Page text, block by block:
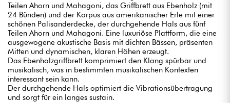
Teilen Ahorn und Mahagoni, das Griffbrett aus Ebenholz (mit
24 Bünden) und der Korpus aus amerikanischer Erle mit einer
schönen Palisanderdecke, der durchgehende Hals aus fünf
Teilen Ahorn und Mahagoni. Eine luxuriöse Plattform, die eine
ausgewogene akustische Basis mit dichten Bässen, präsenten
Mitten und dynamischen, klaren Höhen erzeugt.
Das Ebenholzgriffbrett komprimiert den Klang spürbar und
musikalisch, was in bestimmten musikalischen Kontexten
interessant sein kann.
Der durchgehende Hals optimiert die Vibrationsübertragung
und sorgt für ein langes sustain.